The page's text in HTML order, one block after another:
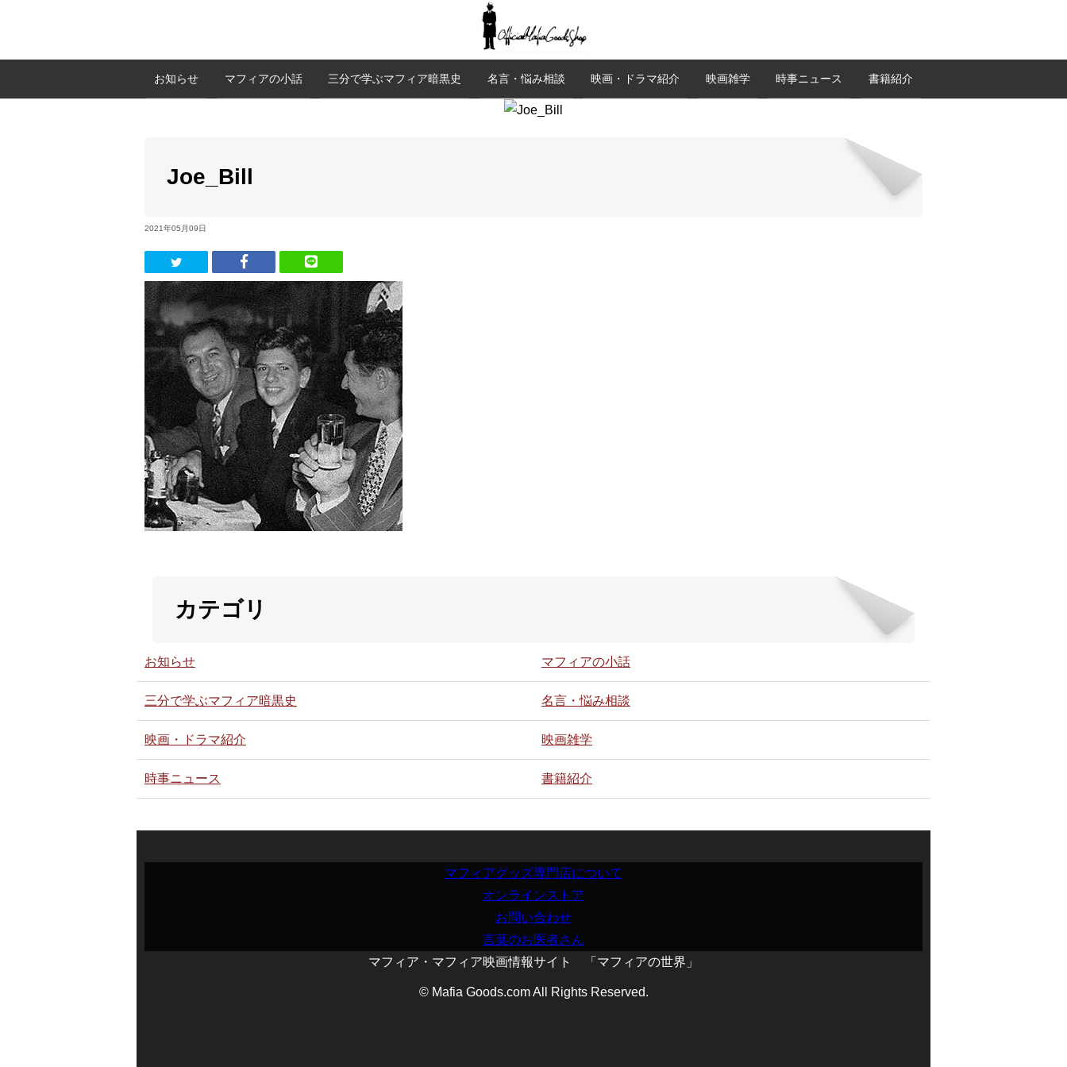
お知らせ マフィアの小話 三分で学ぶマフィア暗黒史 名言・悩み相談 映画・ドラマ紹介 映画雑学 時事ニュース 書籍紹介
Joe_Bill
2021年05月09日
カテゴリ
お知らせ マフィアの小話
三分で学ぶマフィア暗黒史 名言・悩み相談
映画・ドラマ紹介 映画雑学
時事ニュース 書籍紹介
マフィアグッズ専門店について
オンラインストア
お問い合わせ
言葉のお医者さん
マフィア・マフィア映画情報サイト 「マフィアの世界」
© Mafia Goods.com All Rights Reserved.